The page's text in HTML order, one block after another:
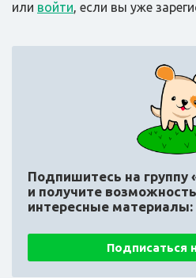
или войти, если вы уже
Подпишитесь на группу
и получите
интересные материалы:
Подписаться